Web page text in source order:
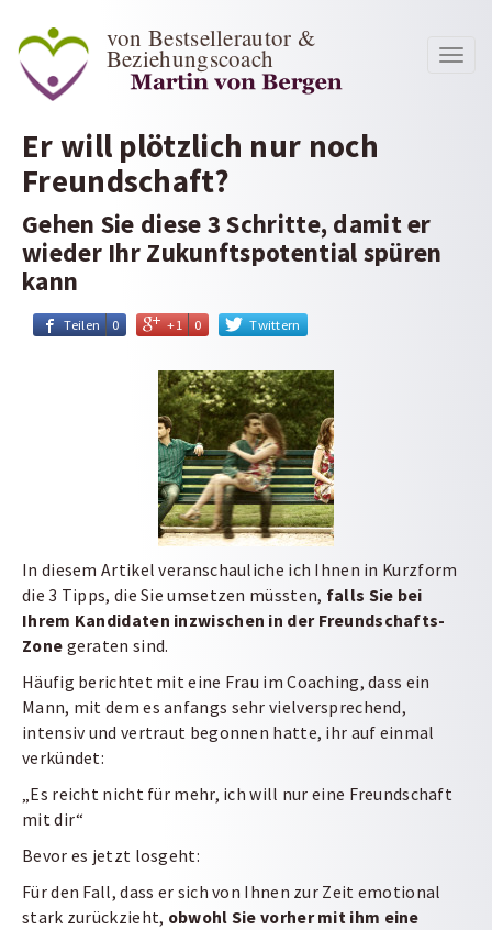
von Bestsellerautor &
Beziehungscoach
Er will plötzlich nur noch
Freundschaft?
Gehen Sie diese 3 Schritte, damit er
wieder Ihr Zukunftspotential spüren
kann
Teilen 0 +1 0 Twittern
In diesem Artikel veranschauliche ich Ihnen in Kurzform
die 3 Tipps, die Sie umsetzen müssten, falls Sie bei
Ihrem Kandidaten inzwischen in der Freundschafts-
Zone geraten sind.
Häufig berichtet mit eine Frau im Coaching, dass ein
Mann, mit dem es anfangs sehr vielversprechend,
intensiv und vertraut begonnen hatte, ihr auf einmal
verkündet:
„Es reicht nicht für mehr, ich will nur eine Freundschaft
mit dir“
Bevor es jetzt losgeht:
Für den Fall, dass er sich von Ihnen zur Zeit emotional
stark zurückzieht, obwohl Sie vorher mit ihm eine